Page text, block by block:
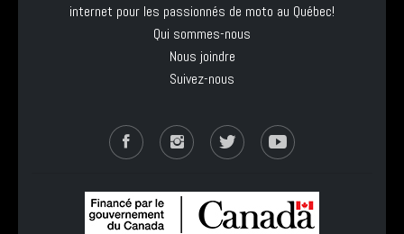
internet pour les passionnés de moto au Québec!
Qui sommes-nous
Nous joindre
Suivez-nous